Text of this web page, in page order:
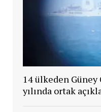
14 ülkeden Güney
yılında ortak